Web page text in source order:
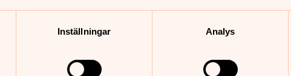
Inställningar Analys